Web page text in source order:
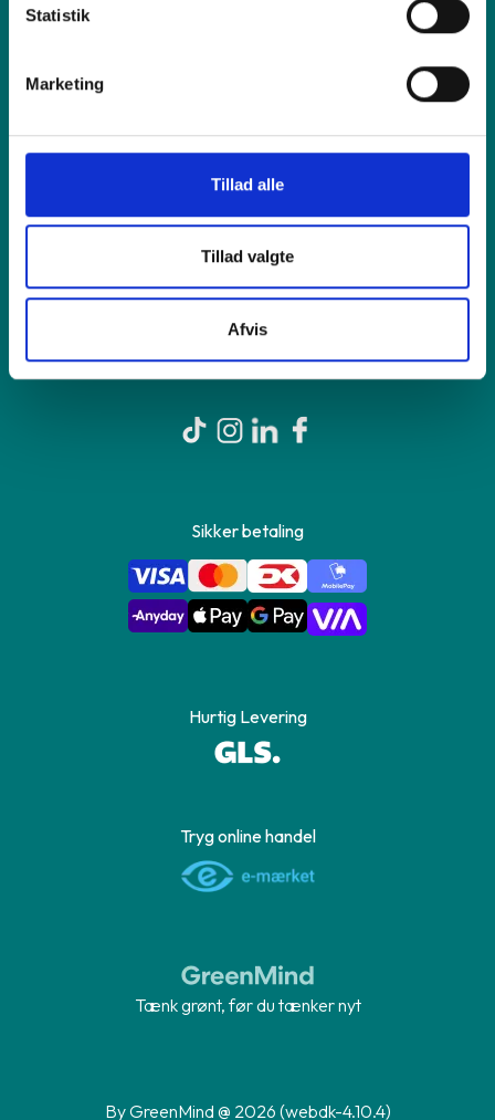
Statistik
Marketing
Tillad alle
Tillad valgte
Afvis
Sikker betaling
Hurtig Levering
Tryg online handel
Tænk grønt, før du tænker nyt
By GreenMind @ 2026 (webdk-4.10.4)